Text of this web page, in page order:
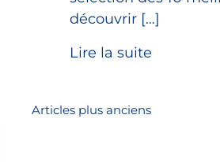
découvrir […]
Lire la suite
Navigation
Articles plus anciens